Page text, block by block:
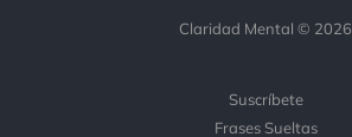
Claridad Mental © 2026
Suscríbete
Frases Sueltas